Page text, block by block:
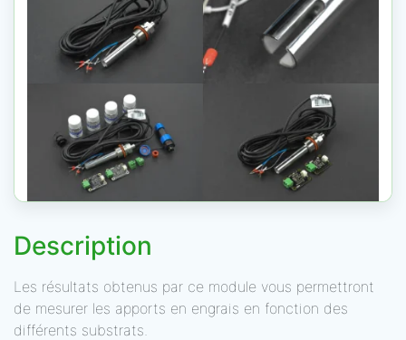
Description
Les résultats obtenus par ce module vous permettront
de mesurer les apports en engrais en fonction des
différents substrats.